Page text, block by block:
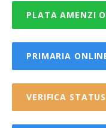
PLATA AMENZI
PRIMARIA
VERIFICA